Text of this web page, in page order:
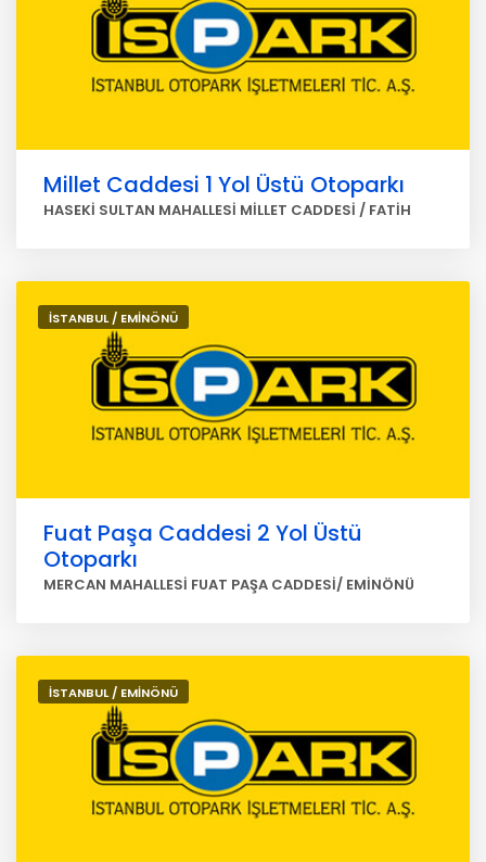
Millet Caddesi 1 Yol Üstü Otoparkı
HASEKİ SULTAN MAHALLESİ MİLLET CADDESİ / FATİH
İSTANBUL / EMİNÖNÜ
Fuat Paşa Caddesi 2 Yol Üstü
Otoparkı
MERCAN MAHALLESİ FUAT PAŞA CADDESİ/ EMİNÖNÜ
İSTANBUL / EMİNÖNÜ